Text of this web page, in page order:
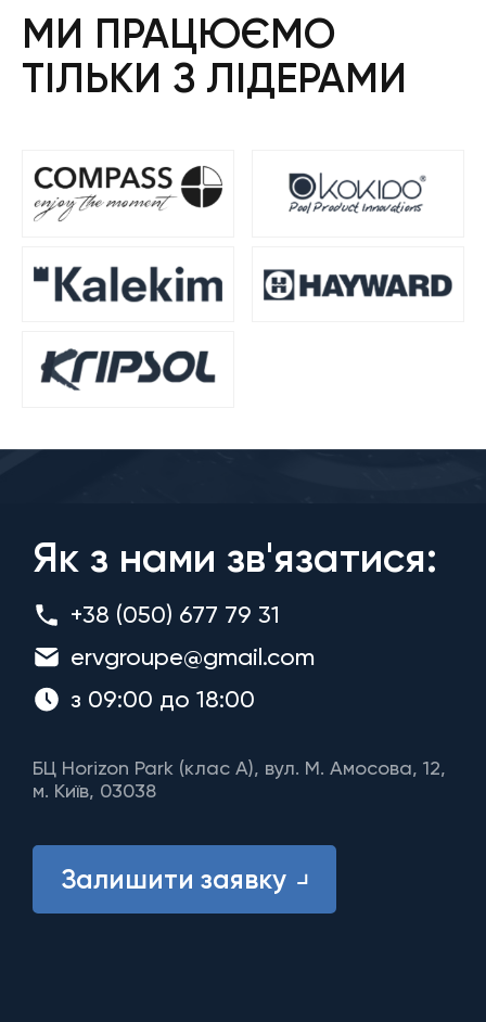
МИ ПРАЦЮЄМО
ТІЛЬКИ З ЛІДЕРАМИ
Як з нами зв'язатися:
+38 (050) 677 79 31
ervgroupe@gmail.com
з 09:00 до 18:00
БЦ Horizon Park (клас A), вул. М. Амосова, 12,
м. Київ, 03038
Залишити заявку